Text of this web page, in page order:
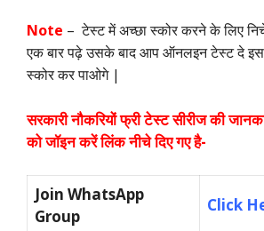
Note – टेस्ट में अच्छा स्कोर करने के लिए निचे
एक बार पढ़े उसके बाद आप ऑनलइन टेस्ट दे
स्कोर कर पाओगे |
सरकारी नौकरियों फ्री टेस्ट सीरीज की
को जॉइन करें लिंक नीचे दिए गए है-
Join WhatsApp
Group
Click